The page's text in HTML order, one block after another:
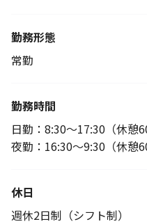
勤務形態
常勤
勤務時間
日勤：8:30～17:30（休憩
夜勤：16:30～9:30（休憩
休日
週休2日制（シフト制）